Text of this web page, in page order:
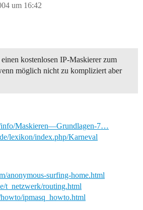
um 16:42
kostenlosen IP-Maskierer zum
möglich nicht zu kompliziert aber
info/Maskieren—Grundlagen-7…
lexikon/index.php/Karneval
anonymous-surfing-home.html
t_netzwerk/routing.html
ipmasq_howto.html